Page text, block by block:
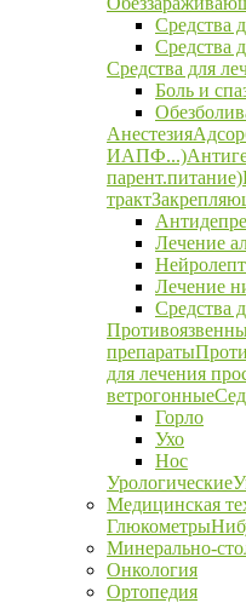
Средства
Средства
Средства для
Боль и
Анестезия
ИАПФ...)
парент.питание)
тракт
Лечение
Лечение
Средства
препараты
для лечения
ветрогонные
Горло
Ухо
Нос
Урологические
Медицинская
Глюкометры
Минерально-
Онкология
Ортопедия